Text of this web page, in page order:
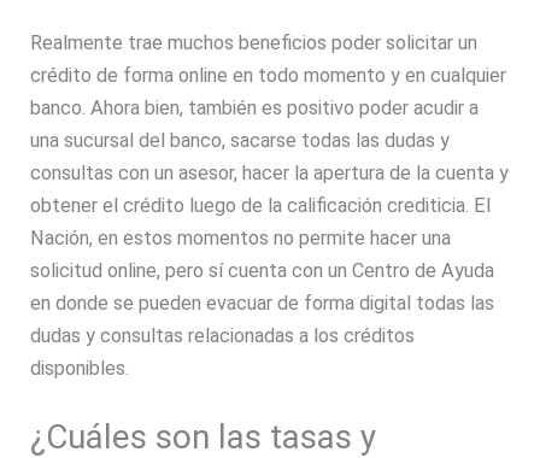
Realmente trae muchos beneficios poder solicitar un
crédito de forma online en todo momento y en cualquier
banco. Ahora bien, también es positivo poder acudir a
una sucursal del banco, sacarse todas las dudas y
consultas con un asesor, hacer la apertura de la cuenta y
obtener el crédito luego de la calificación crediticia. El
Nación, en estos momentos no permite hacer una
solicitud online, pero sí cuenta con un Centro de Ayuda
en donde se pueden evacuar de forma digital todas las
dudas y consultas relacionadas a los créditos
disponibles.
¿Cuáles son las tasas y